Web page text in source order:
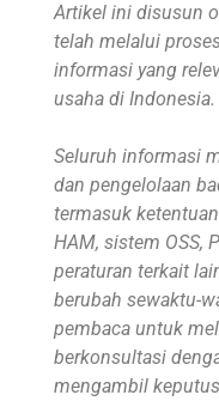
Artikel ini disusun
telah melalui
informasi yang
usaha di Indonesia.
Seluruh informasi
dan pengelolaan
termasuk
HAM, sistem OSS,
peraturan terkait
berubah sewaktu-
pembaca untuk
berkonsultasi
mengambil